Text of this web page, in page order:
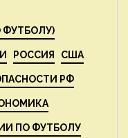
ФУТБОЛУ)
РОССИЯ США
РФ
ПО ФУТБОЛУ